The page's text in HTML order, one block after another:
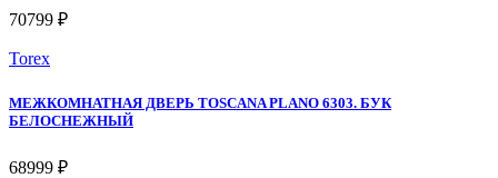
70799 ₽
Torex
МЕЖКОМНАТНАЯ ДВЕРЬ TOSCANA PLANO 6303. БУК
БЕЛОСНЕЖНЫЙ
68999 ₽